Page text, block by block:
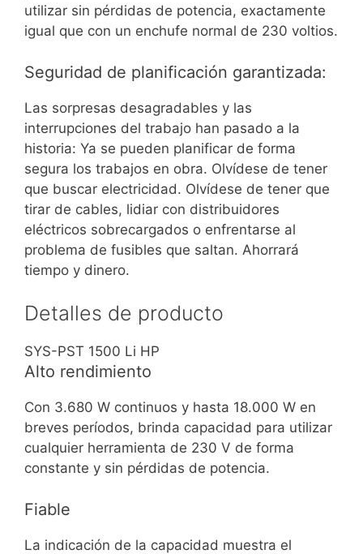
utilizar sin pérdidas de potencia, exactamente
igual que con un enchufe normal de 230 voltios.
Seguridad de planificación garantizada:
Las sorpresas desagradables y las
interrupciones del trabajo han pasado a la
historia: Ya se pueden planificar de forma
segura los trabajos en obra. Olvídese de tener
que buscar electricidad. Olvídese de tener que
tirar de cables, lidiar con distribuidores
eléctricos sobrecargados o enfrentarse al
problema de fusibles que saltan. Ahorrará
tiempo y dinero.
Detalles de producto
SYS-PST 1500 Li HP
Alto rendimiento
Con 3.680 W continuos y hasta 18.000 W en
breves períodos, brinda capacidad para utilizar
cualquier herramienta de 230 V de forma
constante y sin pérdidas de potencia.
Fiable
La indicación de la capacidad muestra el